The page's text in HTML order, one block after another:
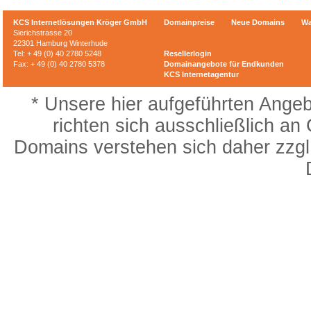
KCS Internetlösungen Kröger GmbH
Sierichstrasse 20
22301 Hamburg Winterhude
Tel: + 49 (0) 40 2780 5248
Fax: + 49 (0) 40 2780 5378
Domainpreise Neue Domains
Resellerlogin
Domainangebote für Endkunden
KCS Internetagentur
* Unsere hier aufgeführten
richten sich ausschließlich an
Domains verstehen sich daher